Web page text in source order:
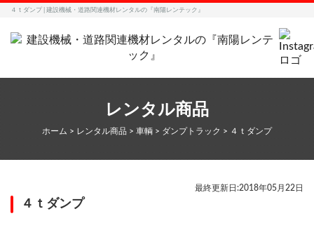
４ｔダンプ | 建設機械・道路関連機材レンタルの『南陽レンテック』
レンタル商品
ホーム>レンタル商品>車輌>ダンプトラック>４ｔダンプ
最終更新日:2018年05月22日
４ｔダンプ